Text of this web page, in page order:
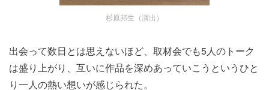
杉原邦生（演出）
出会って数日とは思えないほど、取材会でも5人のトーク
は盛り上がり、互いに作品を深めあっていこうというひと
り一人の熱い想いが感じられた。